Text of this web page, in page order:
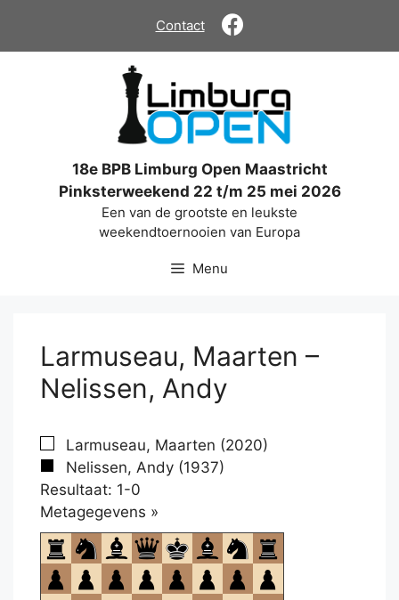
de
Contact
18e BPB Limburg Open Maastricht
Pinksterweekend 22 t/m 25 mei 2026
Een van de grootste en leukste
weekendtoernooien van Europa
Menu
Larmuseau, Maarten –
Nelissen, Andy
Larmuseau, Maarten (2020)
Nelissen, Andy (1937)
Resultaat: 1-0
Metagegevens »
om
te
openen.